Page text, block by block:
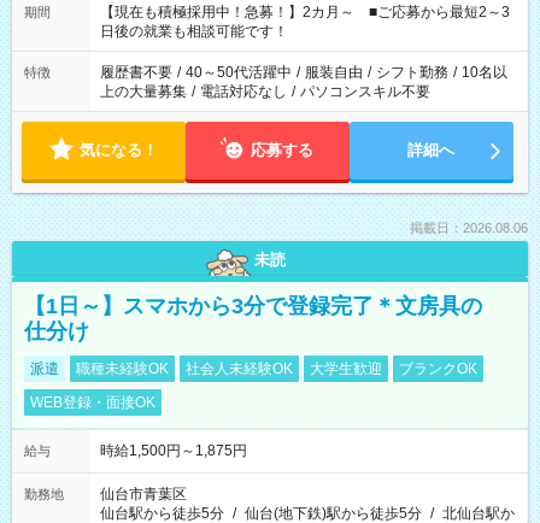
たくない」 など、ご希望を教えてくださいね。 ※Wワーク希望
の方へ 今ご覧のお仕事で希望する勤務時間と、もう1つのお仕事
の勤務時間。 合計で週40時間を超える場合は応募できません。
期間
【現在も積極採用中！急募！】2カ月～ ■ご応募から最短2～3
日後の就業も相談可能です！
特徴 履歴書不要 / 40～50代活躍中 / 服装自由 / シフト勤務 / 10名以
上の大量募集 / 電話対応なし / パソコンスキル不要
気になる！ 応募する 詳細へ
掲載日：2026.08.06
未読
【1日～】スマホから3分で登録完了＊文房具の
仕分け
派遣 職種未経験OK 社会人未経験OK 大学生歓迎
ブランクOK
WEB登録・面接OK
給与 時給1,500円～1,875円
勤務地
仙台市青葉区
仙台駅から徒歩5分 / 仙台(地下鉄)駅から徒歩5分 / 北仙台駅か